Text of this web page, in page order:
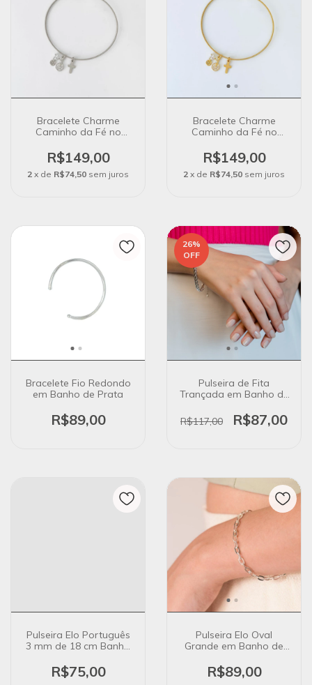
Bracelete Charme
Caminho da Fé no
R$149,00
2 x de R$74,50 sem juros
Bracelete Charme
Caminho da Fé no
R$149,00
2 x de R$74,50 sem juros
Bracelete Fio Redondo
em Banho de Prata
R$89,00
26%
OFF
Pulseira de Fita
Trançada em Banho de
R$117,00
R$87,00
Pulseira Elo Português
3 mm de 18 cm Banho
R$75,00
Pulseira Elo Oval
Grande em Banho de
R$89,00